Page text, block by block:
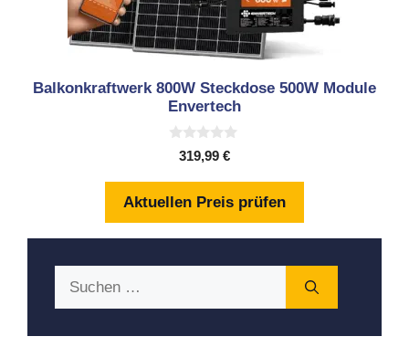
Balkonkraftwerk 800W Steckdose 500W Module
Envertech
5
319,99 €
Aktuellen Preis prüfen